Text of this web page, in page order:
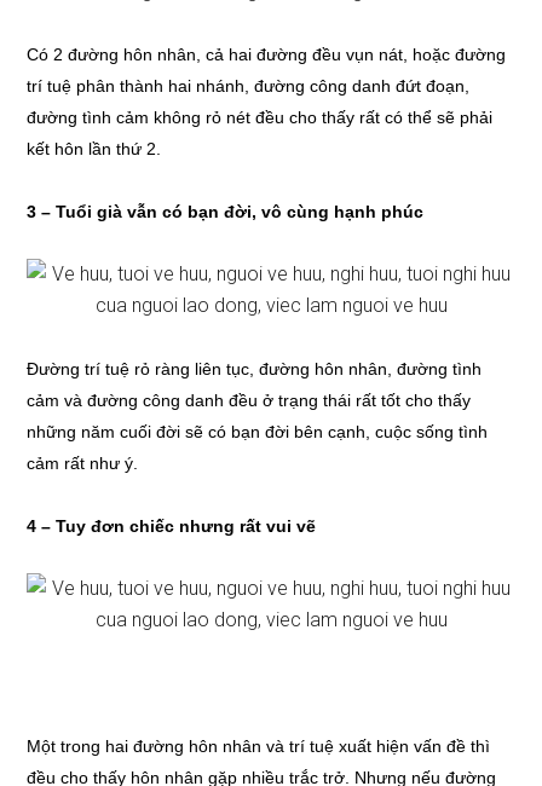
Có 2 đường hôn nhân, cả hai đường đều vụn nát, hoặc đường
trí tuệ phân thành hai nhánh, đường công danh đứt đoạn,
đường tình cảm không rỏ nét đều cho thấy rất có thể sẽ phải
kết hôn lần thứ 2.
3 – Tuổi già vẫn có bạn đời, vô cùng hạnh phúc
Đường trí tuệ rỏ ràng liên tục, đường hôn nhân, đường tình
cảm và đường công danh đều ở trạng thái rất tốt cho thấy
những năm cuối đời sẽ có bạn đời bên cạnh, cuộc sống tình
cảm rất như ý.
4 – Tuy đơn chiếc nhưng rất vui vẽ
Một trong hai đường hôn nhân và trí tuệ xuất hiện vấn đề thì
đều cho thấy hôn nhân gặp nhiều trắc trở. Nhưng nếu đường